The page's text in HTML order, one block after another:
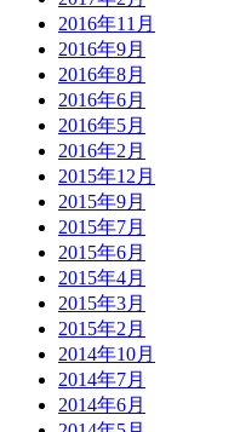
2016年11月
2016年9月
2016年8月
2016年6月
2016年5月
2016年2月
2015年12月
2015年9月
2015年7月
2015年6月
2015年4月
2015年3月
2015年2月
2014年10月
2014年7月
2014年6月